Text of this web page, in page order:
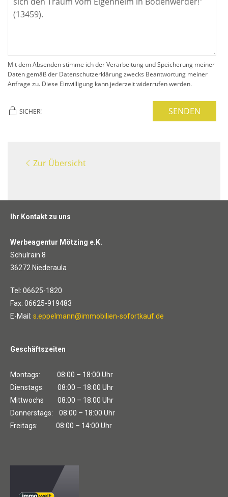
Mit dem Absenden stimme ich der Verarbeitung und Speicherung meiner
Daten gemäß der Datenschutzerklärung zwecks Beantwortung meiner
Anfrage zu. Diese Einwilligung kann jederzeit widerrufen werden.
SICHER! SENDEN
Zur Übersicht
Ihr Kontakt zu uns
Werbeagentur Mötzing e.K.
Schulrain 8
36272 Niederaula
Tel: 06625-1820
Fax: 06625-919483
E-Mail: s.eppelmann@immobilien-sofortkauf.de
Geschäftszeiten
Montags: 08:00 – 18:00 Uhr
Dienstags: 08:00 – 18:00 Uhr
Mittwochs 08:00 – 18:00 Uhr
Donnerstags: 08:00 – 18:00 Uhr
Freitags: 08:00 – 14:00 Uhr